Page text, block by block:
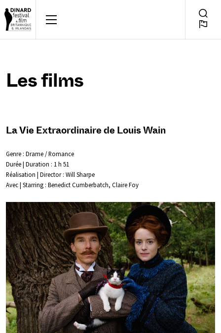
au
contenuPOUR QUELQUES FR
Les films
La Vie Extraordinaire de Louis Wain
Genre : Drame / Romance
Durée | Duration : 1 h 51
Réalisation | Director : Will Sharpe
Avec | Starring : Benedict Cumberbatch, Claire Foy